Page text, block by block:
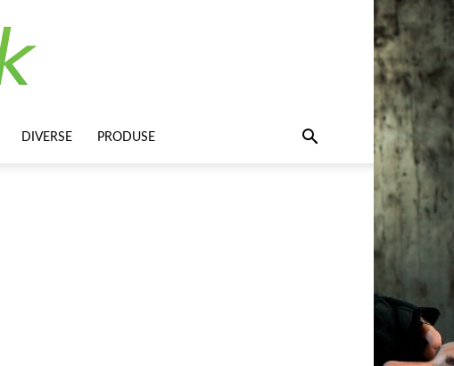
DIVERSE PRODUSE